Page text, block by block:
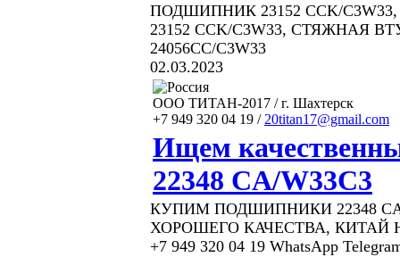
ПОДШИПНИК 23152 CCK/
23152 ССK/C3W33, СТЯЖНАЯ
24056CC/C3W33
02.03.2023
ООО ТИТАН-2017 / г. Шахтерск
+7 949 320 04 19 / 20titan17@gmail.com
Ищем
22348 CA/W33C3
КУПИМ ПОДШИПНИКИ 22348
ХОРОШЕГО КАЧЕСТВА, КИТАЙ
+7 949 320 04 19 WhatsApp